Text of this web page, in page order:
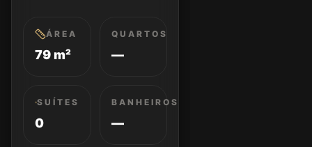
ÁREA
79 m²
QUARTOS
—
SUÍTES
0
BANHEIROS
—